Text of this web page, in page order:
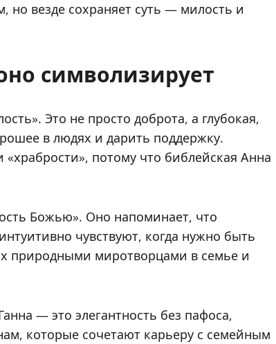
но везде сохраняет суть — милость и
символизирует
Это не просто доброта, а глубокая,
в людях и дарить поддержку.
потому что библейская Анна
Божью». Оно напоминает, что
чувствуют, когда нужно быть
природными миротворцами в семье и
— это элегантность без пафоса,
которые сочетают карьеру с семейным